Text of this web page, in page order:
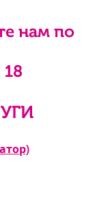
нам по
18